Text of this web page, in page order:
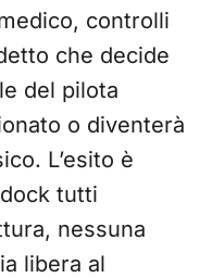
controlli
che decide
del pilota
o diventerà
L’esito è
tutti
nessuna
libera al